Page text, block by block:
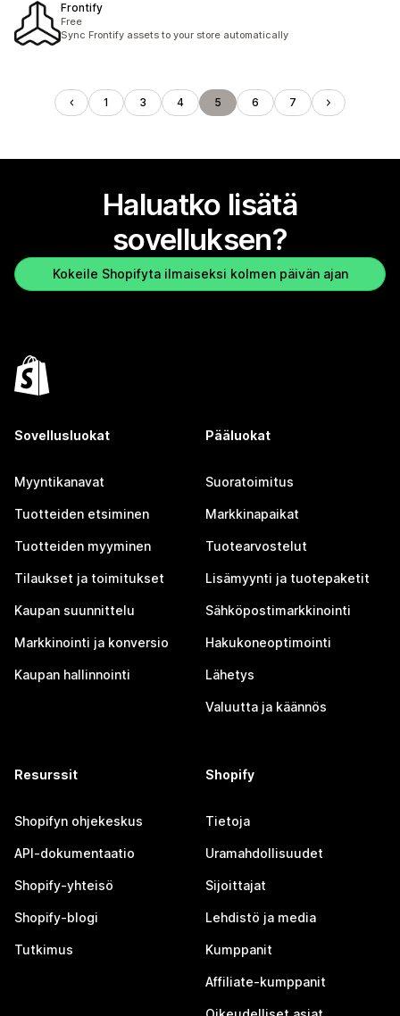
Frontify
Free
Sync Frontify assets to your store automatically
1 3 4 5 6 7
Haluatko lisätä
sovelluksen?
Kokeile Shopifyta ilmaiseksi kolmen päivän ajan
Sovellusluokat
Myyntikanavat
Tuotteiden etsiminen
Tuotteiden myyminen
Tilaukset ja toimitukset
Kaupan suunnittelu
Markkinointi ja konversio
Kaupan hallinnointi
Pääluokat
Suoratoimitus
Markkinapaikat
Tuotearvostelut
Lisämyynti ja tuotepaketit
Sähköpostimarkkinointi
Hakukoneoptimointi
Lähetys
Valuutta ja käännös
Resurssit
Shopifyn ohjekeskus
API-dokumentaatio
Shopify-yhteisö
Shopify-blogi
Tutkimus
Shopify
Tietoja
Uramahdollisuudet
Sijoittajat
Lehdistö ja media
Kumppanit
Affiliate-kumppanit